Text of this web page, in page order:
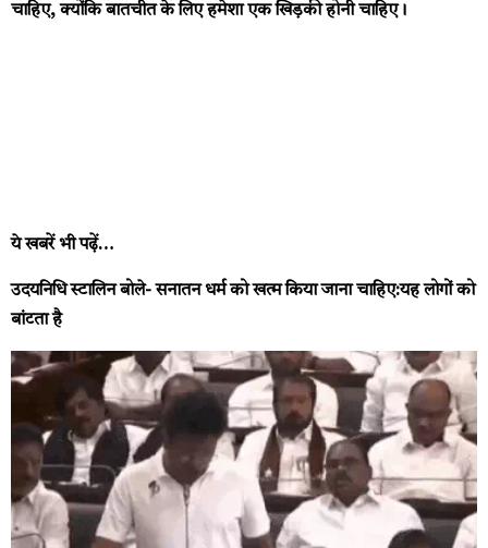
चाहिए, क्योंकि बातचीत के लिए हमेशा एक खिड़की होनी चाहिए।
ये खबरें भी पढ़ें…
उदयनिधि स्टालिन बोले- सनातन धर्म को खत्म किया जाना चाहिए:यह लोगों को
बांटता है